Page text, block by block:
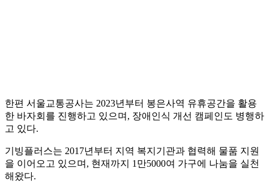
한편 서울교통공사는 2023년부터 봉은사역 유휴공간을 활용
한 바자회를 진행하고 있으며, 장애인식 개선 캠페인도 병행하
고 있다.
기빙플러스는 2017년부터 지역 복지기관과 협력해 물품 지원
을 이어오고 있으며, 현재까지 1만5000여 가구에 나눔을 실천
해왔다.